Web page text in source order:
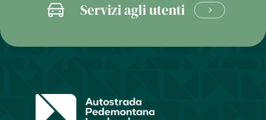
Servizi agli utenti
CLICCA
SCOPRI